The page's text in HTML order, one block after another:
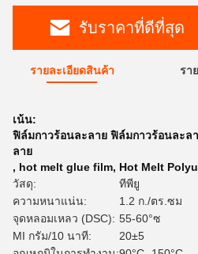
รับราคาที่ดีที่สุด
รายละเอียดสินค้า รา
เน้น:
ฟิล์มกาวร้อนละลาย ฟิล์มกาวร้อนละล
ลาย
, hot melt glue film, Hot Melt
วัสดุ:
ทีพียู
ความหนาแน่น:
1.2 ก./ตร.ซม
จุดหลอมเหลว (DSC): 55-60°ซ
MI กรัม/10 นาที:
20±5